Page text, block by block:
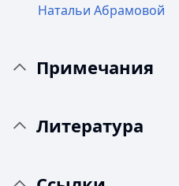
Натальи Абрамовой
Примечания
Литература